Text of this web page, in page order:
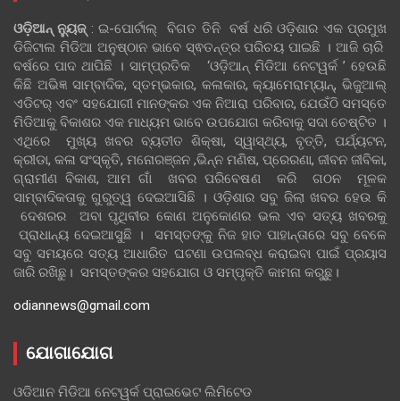
ଓଡ଼ିଆନ୍‍ ନ୍ୟୁଜ୍‍: ଇ-ପୋର୍ଟାଲ୍ ବିଗତ ତିନି ବର୍ଷ ଧରି ଓଡ଼ିଶାର ଏକ ପ୍ରମୁଖ
ଡିଜିଟାଲ ମିଡିଆ ଅନୁଷ୍ଠାନ ଭାବେ ସ୍ଵତନ୍ତ୍ର ପରିଚୟ ପାଇଛି । ଆଜି ଚାରି
ବର୍ଷରେ ପାଦ ଥାପିଛି । ସାମ୍ପ୍ରତିକ ‘ଓଡ଼ିଆନ୍‍ ମିଡିଆ ନେଟୱର୍କ ’ ହେଉଛି
କିଛି ଅଭିଜ୍ଞ ସାମ୍ବାଦିକ, ସ୍ତମ୍ଭକାର, କଳାକାର, କ୍ୟାମେରାମ୍ୟାନ୍, ଭିଜୁଆଲ୍
ଏଡିଟର୍ ଏବଂ ସହଯୋଗୀ ମାନଙ୍କର ଏକ ନିଆରା ପରିବାର, ଯେଉଁଠି ସମସ୍ତେ
ମିଡିଆକୁ ବିକାଶର ଏକ ମାଧ୍ୟମ ଭାବେ ଉପଯୋଗ କରିବାକୁ ସଦା ଚେଷ୍ଟିତ ।
ଏଥିରେ ମୁଖ୍ୟ ଖବର ବ୍ୟତୀତ ଶିକ୍ଷା, ସ୍ୱାସ୍ଥ୍ୟ, ବୃତ୍ତି, ପର୍ଯ୍ୟଟନ,
କ୍ରୀଡା, କଳା ସଂସ୍କୃତି, ମନୋରଞ୍ଜନ ,ଭିନ୍ନ ମଣିଷ, ପ୍ରେରଣା, ଜୀବନ ଜୀବିକା,
ଗ୍ରାମୀଣ ବିକାଶ, ଆମ ଗାଁ ଖବର ପରିବେଷଣ କରି ଗଠନ ମୂଳକ
ସାମ୍ବାଦିକତାକୁ ଗୁରୁତ୍ୱ ଦେଇଆସିଛି । ଓଡ଼ିଶାର ସବୁ ଜିଲା ଖବର ହେଉ କି
ଦେଶରର ଅବା ପୃଥିବୀର କୋଣ ଅନୁକୋଣର ଭଲ ଏବ ସତ୍ୟ ଖବରକୁ
ପ୍ରାଧାନ୍ୟ ଦେଇଆସୁଛି । ସମସ୍ତଙ୍କୁ ନିଜ ହାତ ପାହାନ୍ତାରେ ସବୁ ବେଳେ
ସବୁ ସମୟରେ ସତ୍ୟ ଆଧାରିତ ଘଟଣା ଉପଲବ୍ଧ କରାଇବା ପାଇଁ ପ୍ରୟାସ
ଜାରି ରଖିଛୁ। ସମସ୍ତଙ୍କର ସହଯୋଗ ଓ ସମ୍ପୃକ୍ତି କାମନା କରୁଛୁ।
odiannews@gmail.com
ଯୋଗାଯୋଗ
ଓଡିଆନ ମିଡିଆ ନେଟୱର୍କ ପ୍ରାଇଭେଟ ଲିମିଟେଡ